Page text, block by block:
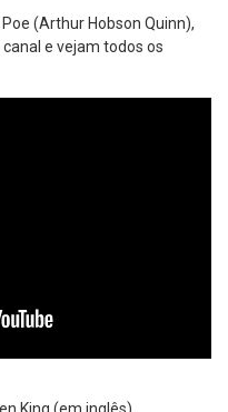
(Arthur Hobson Quinn),
e vejam todos os